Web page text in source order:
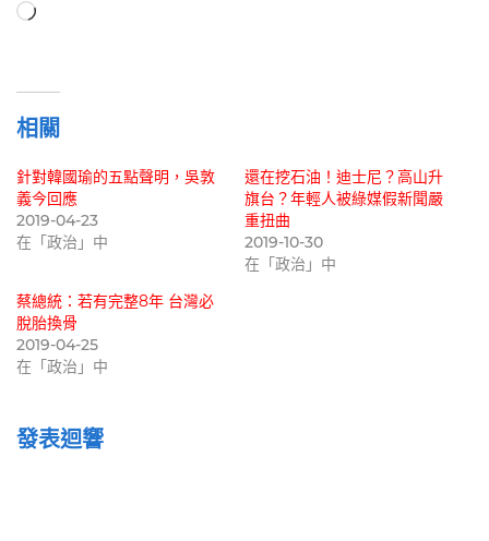
正
相關
針對韓國瑜的五點聲明，吳敦
義今回應
2019-04-23
在「政治」中
還在挖石油！迪士尼？高山升
旗台？年輕人被綠媒假新聞嚴
重扭曲
2019-10-30
在「政治」中
蔡總統：若有完整8年 台灣必
脫胎換骨
2019-04-25
在「政治」中
發表迴響